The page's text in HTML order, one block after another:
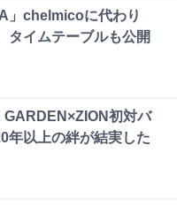
」chelmicoに代わり
タイムテーブルも公開
初対バ
年以上の絆が結実した